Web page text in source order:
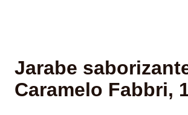
Jarabe
Caramelo Fabbri,